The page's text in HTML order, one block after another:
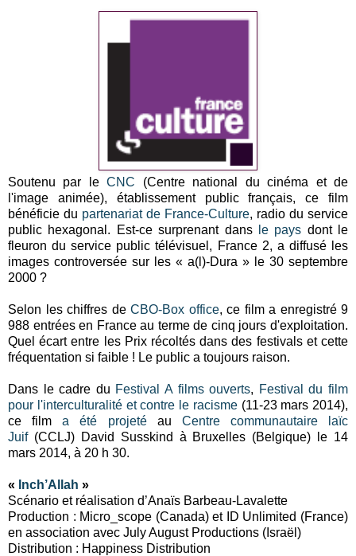
Soutenu par leCNC (Centre national du cinéma et de
l'image animée), établissement public français, ce film
bénéficie du partenariat de France-Culture, radio du service
public hexagonal. Est-ce surprenant dans
le pays dont le
fleuron du service public télévisuel, France 2, a diffusé les
images controversée sur les « a(l)-Dura » le 30 septembre
2000 ?
Selon les chiffres de CBO-Box office, ce film a enregistré 9
988 entrées en France au terme de cinq jours d'exploitation.
Quel écart entre les Prix récoltés dans des festivals et cette
fréquentation si faible ! Le public a toujours raison.
Dans le cadre du Festival A films ouverts, Festival du film
pour l'interculturalité et contre le racisme(11-23 mars 2014),
ce filma été projetéau Centre communautaire laïc
Juif(CCLJ) David Susskind à Bruxelles (Belgique) le 14
mars 2014, à 20 h 30.
« Inch’Allah »
Scénario et réalisation d’Anaïs Barbeau-Lavalette
Production : Micro_scope (Canada) et ID Unlimited (France)
en association avec July August Productions (Israël)
Distribution : Happiness Distribution